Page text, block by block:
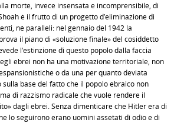
morte, invece insensata e incomprensibile, di
è il frutto di un progetto d’eliminazione di
né paralleli: nel gennaio del 1942 la
il piano di «soluzione finale» del cosiddetto
l’estinzione di questo popolo dalla faccia
ebrei non ha una motivazione territoriale, non
o da una per quanto deviata
base del fatto che il popolo ebraico non
di razzismo radicale che vuole rendere il
dagli ebrei. Senza dimenticare che Hitler era di
lo seguirono erano uomini assetati di odio e di